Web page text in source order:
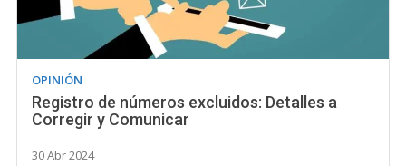
OPINIÓN
Registro de números excluidos: Detalles a
Corregir y Comunicar
30 Abr 2024